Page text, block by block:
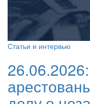
Статьи и интервью
26.06.2026: